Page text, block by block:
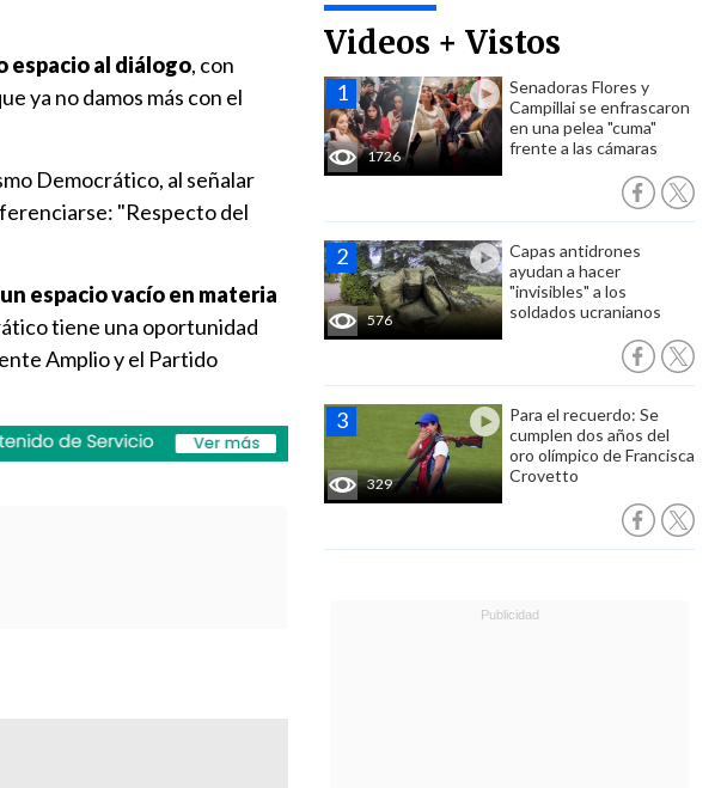
Videos + Vistos
1726
Senadoras Flores y
Campillai se enfrascaron
en una pelea "cuma"
frente a las cámaras
576
Capas antidrones
ayudan a hacer
"invisibles" a los
soldados ucranianos
329
Para el recuerdo: Se
cumplen dos años del
oro olímpico de Francisca
Crovetto
espacio al diálogo, con
ya no damos más con el
Democrático, al señalar
"Respecto del
espacio vacío en materia
tiene una oportunidad
Amplio y el Partido